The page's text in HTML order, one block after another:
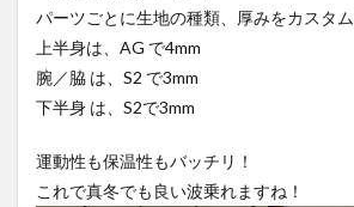
パーツごとに生地の種類、厚みをカスタム
上半身は、AG で4mm
腕／脇 は、S2 で3mm
下半身 は、S2で3mm
運動性も保温性もバッチリ！
これで真冬でも良い波乗れますね！